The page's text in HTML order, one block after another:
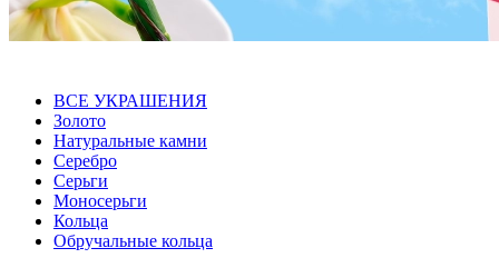
ВСЕ УКРАШЕНИЯ
Золото
Натуральные камни
Серебро
Серьги
Моносерьги
Кольца
Обручальные кольца